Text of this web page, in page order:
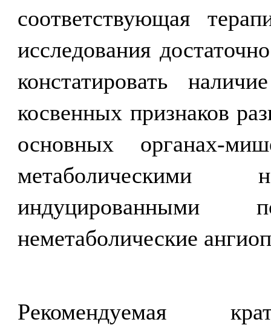
соответствующая
исследования
констатировать
косвенных признаков
основных органах-
индуцированными
неметаболические
Рекомендуемая